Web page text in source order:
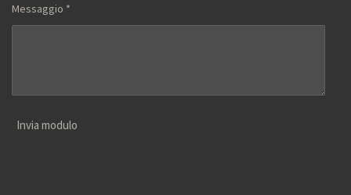
Messaggio *
Invia modulo